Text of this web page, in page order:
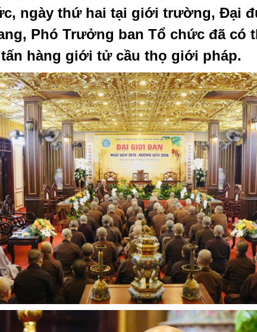
ngày thứ hai tại giới trường, Đại
Phó Trưởng ban Tổ chức đã có
hàng giới tử cầu thọ giới pháp.